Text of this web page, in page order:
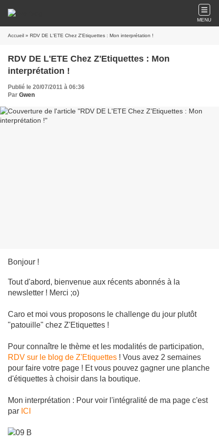
MENU
Accueil » RDV DE L'ETE Chez Z'Etiquettes : Mon interprétation !
RDV DE L'ETE Chez Z'Etiquettes : Mon
interprétation !
Publié le 20/07/2011 à 06:36
Par Gwen
Bonjour !
Tout d'abord, bienvenue aux récents abonnés à la
newsletter ! Merci ;o)
Caro et moi vous proposons le challenge du jour plutôt
"patouille" chez Z'Etiquettes !
Pour connaître le thème et les modalités de participation,
RDV sur le blog de Z'Etiquettes ! Vous avez 2 semaines
pour faire votre page ! Et vous pouvez gagner une planche
d'étiquettes à choisir dans la boutique.
Mon interprétation : Pour voir l'intégralité de ma page c'est
par ICI